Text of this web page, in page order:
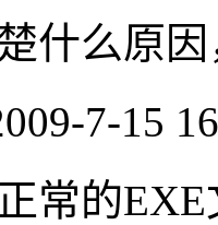
什么原
7-15
常的